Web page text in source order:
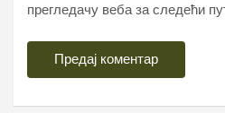
прегледачу веба за следећи